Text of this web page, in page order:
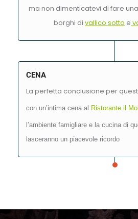
ma non dimenticatevi di fare
borghi di vallico sotto e
CENA
La perfetta conclusione per
con un’intima cena al Ristorante il
l’ambiente famigliare e la cucina di
lasceranno un piacevole ricordo